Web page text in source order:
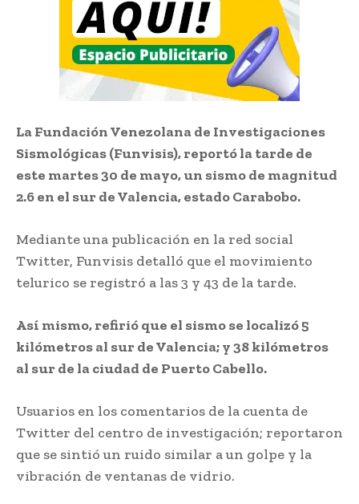
La Fundación Venezolana de Investigaciones
Sismológicas (Funvisis), reportó la tarde de
este martes 30 de mayo, un sismo de magnitud
2.6 en el sur de Valencia, estado Carabobo.
Mediante una publicación en la red social
Twitter, Funvisis detalló que el movimiento
telurico se registró a las 3 y 43 de la tarde.
Así mismo, refirió que el sismo se localizó 5
kilómetros al sur de Valencia; y 38 kilómetros
al sur de la ciudad de Puerto Cabello.
Usuarios en los comentarios de la cuenta de
Twitter del centro de investigación; reportaron
que se sintió un ruido similar a un golpe y la
vibración de ventanas de vidrio.